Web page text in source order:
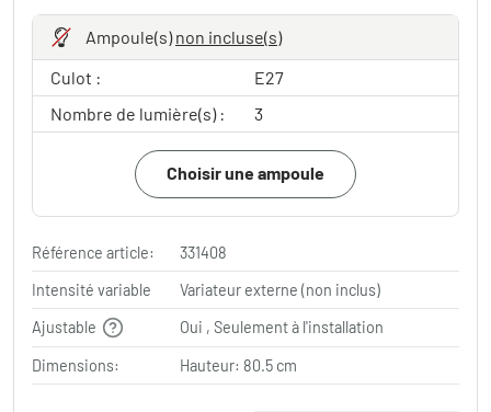
Ampoule(s)non incluse(s)
Culot :
E27
Nombre de lumière(s) :
3
Choisir une ampoule
Référence article:
331408
Intensité variable
Variateur externe (non inclus)
Ajustable
Oui , Seulement à l'installation
Dimensions: Hauteur: 80.5 cm